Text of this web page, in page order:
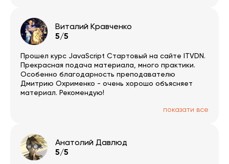
пройденого матеріалу можна пройти тестування, з
об’єктивним оцінюванням засвоєних знань, і
отримати сертифікат. Раджу усім.
Виталий Кравченко
5/5
Прошел курс JavaScript Стартовый на сайте ITVDN.
Прекрасная подача материала, много практики.
Особенно благодарность преподавателю
Дмитрию Охрименко - очень хорошо объясняет
материал. Рекомендую!
показати все
Анатолий Давлюд
5/5